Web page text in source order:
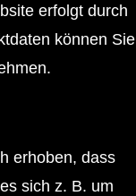
erfolgt durch
können Sie
erhoben, dass
sich z. B. um